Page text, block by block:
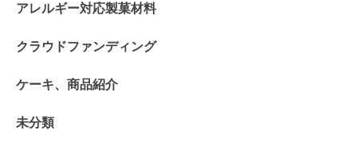
アレルギー対応製菓材料
クラウドファンディング
ケーキ、商品紹介
未分類